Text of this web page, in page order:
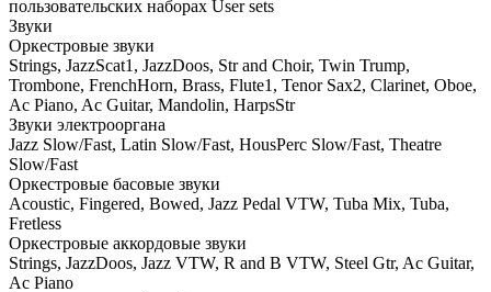
пользовательских наборах User sets
Звуки
Оркестровые звуки
Strings, JazzScat1, JazzDoos, Str and Choir, Twin Trump,
Trombone, FrenchHorn, Brass, Flute1, Tenor Sax2, Clarinet, Oboe,
Ac Piano, Ac Guitar, Mandolin, HarpsStr
Звуки электрооргана
Jazz Slow/Fast, Latin Slow/Fast, HousPerc Slow/Fast, Theatre
Slow/Fast
Оркестровые басовые звуки
Acoustic, Fingered, Bowed, Jazz Pedal VTW, Tuba Mix, Tuba,
Fretless
Оркестровые аккордовые звуки
Strings, JazzDoos, Jazz VTW, R and B VTW, Steel Gtr, Ac Guitar,
Ac Piano